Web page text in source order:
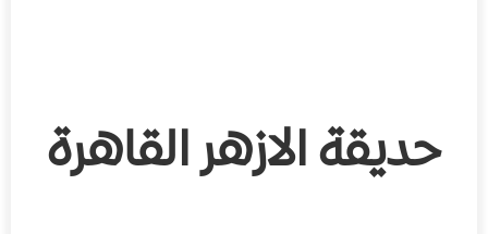
حديقة الازهر القاهرة